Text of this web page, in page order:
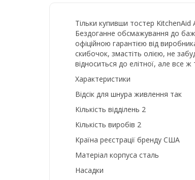
Тільки купивши тостер
Бездоганне обсмажування до
офіційною гарантією від
скибочок, змастіть олією, не
відноситься до елітної, але все
Характеристики
Відсік для шнура живлення так
Кількість відділень 2
Кількість виробів 2
Країна реєстрації бренду США
Матеріал корпуса сталь
Насадки